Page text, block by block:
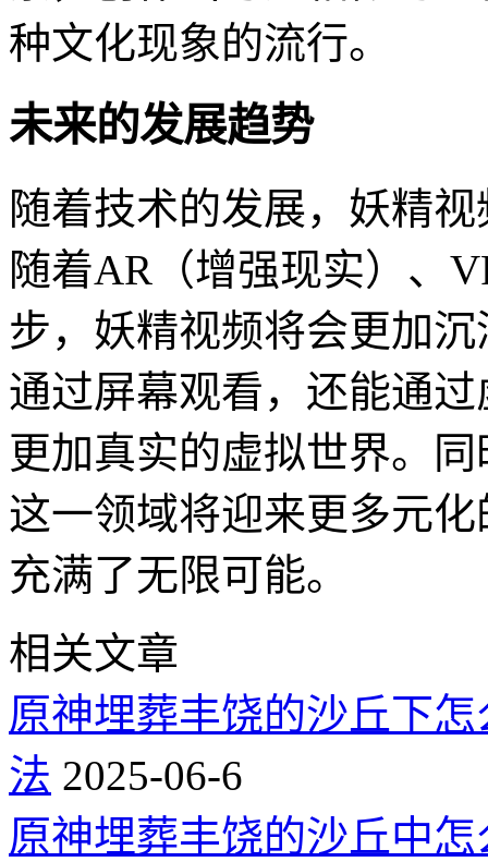
种文化现象的流行。
未来的发展趋势
随着技术的发展，妖精
随着AR（增强现实）、
步，妖精视频将会更加
通过屏幕观看，还能通
更加真实的虚拟世界。
这一领域将迎来更多元
充满了无限可能。
相关文章
原神埋葬丰饶的沙丘下
法 2025-06-6
原神埋葬丰饶的沙丘中